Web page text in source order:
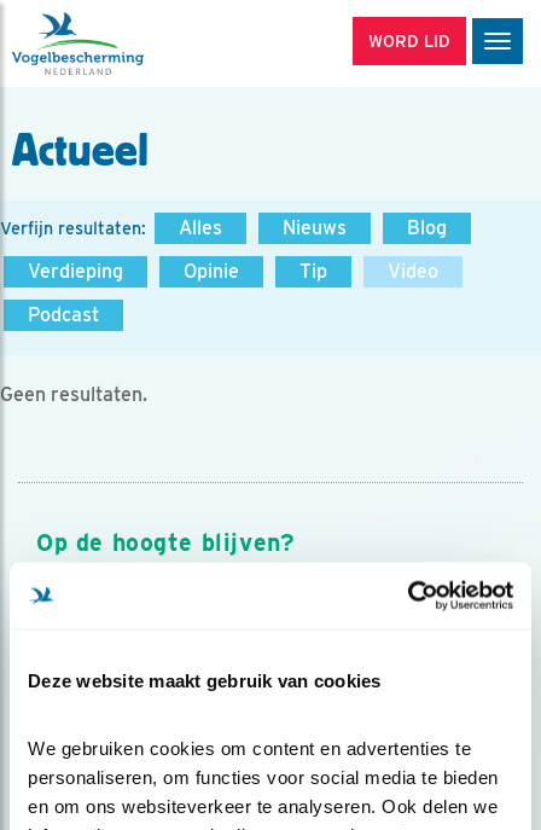
Deze website maakt gebruik van cookies
We gebruiken cookies om content en advertenties te
personaliseren, om functies voor social media te bieden
en om ons websiteverkeer te analyseren. Ook delen we
WORD LID
Actueel
Verfijn resultaten: Alles Nieuws
Blog
Verdieping
Opinie Tip
Video
Podcast
Geen resultaten.
Op de hoogte blijven?
Meld je aan en ontvang nieuws, inspiratie, acties en tips
over vogels en activiteiten van Vogelbescherming.